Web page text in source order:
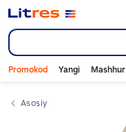
Promokod Yangi Mashhur
Asosiy
Слайдер с книгами
Слайдер с книгами